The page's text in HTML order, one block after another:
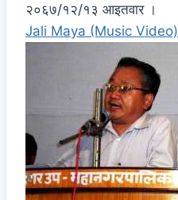
२०६७/१२/१३ आइतवार ।
Jali Maya (Music Video)